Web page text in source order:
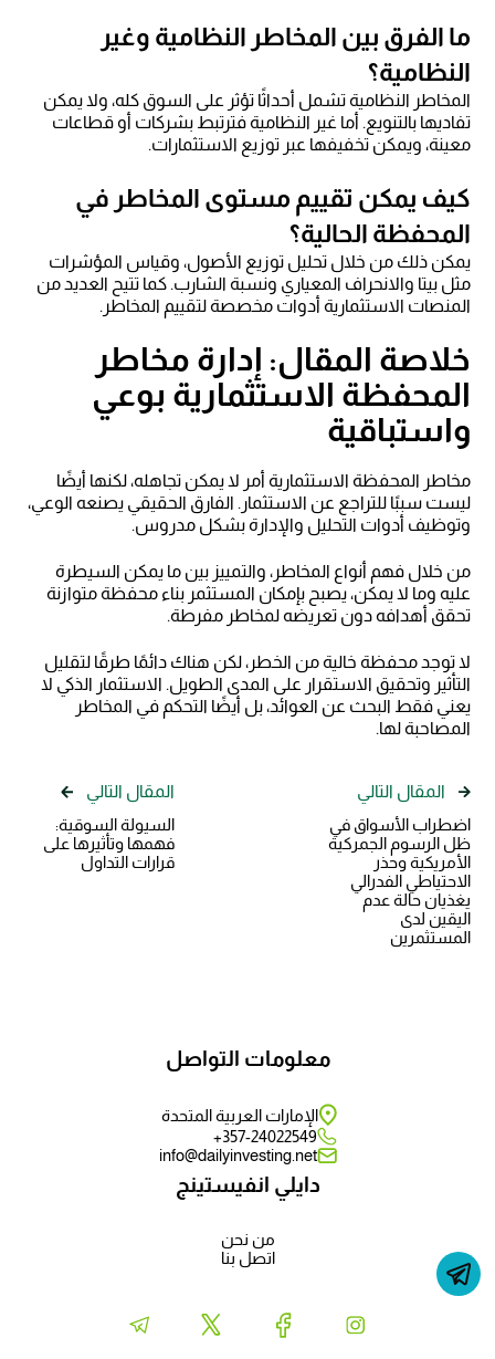
ما الفرق بين المخاطر النظامية وغير
النظامية؟
المخاطر النظامية تشمل أحداثًا تؤثر على السوق كله، ولا يمكن
تفاديها بالتنويع. أما غير النظامية فترتبط بشركات أو قطاعات
معينة، ويمكن تخفيفها عبر توزيع الاستثمارات.
كيف يمكن تقييم مستوى المخاطر في
المحفظة الحالية؟
يمكن ذلك من خلال تحليل توزيع الأصول، وقياس المؤشرات
مثل بيتا والانحراف المعياري ونسبة الشارب. كما تتيح العديد من
المنصات الاستثمارية أدوات مخصصة لتقييم المخاطر.
خلاصة المقال: إدارة مخاطر
المحفظة الاستثمارية بوعي
واستباقية
مخاطر المحفظة الاستثمارية أمر لا يمكن تجاهله، لكنها أيضًا
ليست سببًا للتراجع عن الاستثمار. الفارق الحقيقي يصنعه الوعي،
وتوظيف أدوات التحليل والإدارة بشكل مدروس.
من خلال فهم أنواع المخاطر، والتمييز بين ما يمكن السيطرة
عليه وما لا يمكن، يصبح بإمكان المستثمر بناء محفظة متوازنة
تحقق أهدافه دون تعريضه لمخاطر مفرطة.
لا توجد محفظة خالية من الخطر، لكن هناك دائمًا طرقًا لتقليل
التأثير وتحقيق الاستقرار على المدى الطويل. الاستثمار الذكي لا
يعني فقط البحث عن العوائد، بل أيضًا التحكم في المخاطر
المصاحبة لها.
المقال التالي
اضطراب الأسواق في
ظل الرسوم الجمركية
الأمريكية وحذر
الاحتياطي الفدرالي
يغذيان حالة عدم
اليقين لدى
المستثمرين
المقال التالي
السيولة السوقية:
فهمها وتأثيرها على
قرارات التداول
دايلي انفيستينج
من نحن
اتصل بنا
معلومات التواصل
الإمارات العربية المتحدة
357-24022549+
info@dailyinvesting.net